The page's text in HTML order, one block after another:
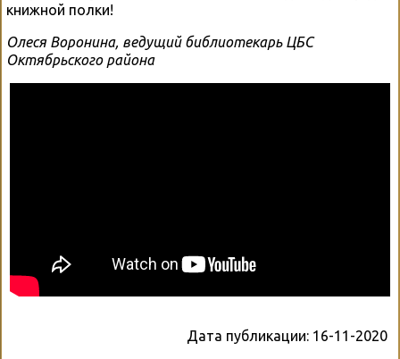
книжной полки!
Олеся Воронина, ведущий библиотекарь ЦБС
Октябрьского района
Дата публикации: 16-11-2020